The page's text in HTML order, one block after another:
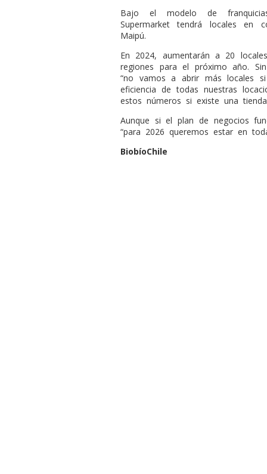
Bajo el modelo de
Supermarket tendrá locales en
Maipú.
En 2024, aumentarán a 20
regiones para el próximo año.
“no vamos a abrir más locales
eficiencia de todas nuestras
estos números si existe una
Aunque si el plan de negocios
“para 2026 queremos estar en
BiobíoChile